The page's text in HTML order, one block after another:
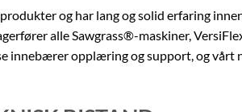
og har lang og solid erfaring
alle Sawgrass®-maskiner,
innebærer opplæring og support, og vårt